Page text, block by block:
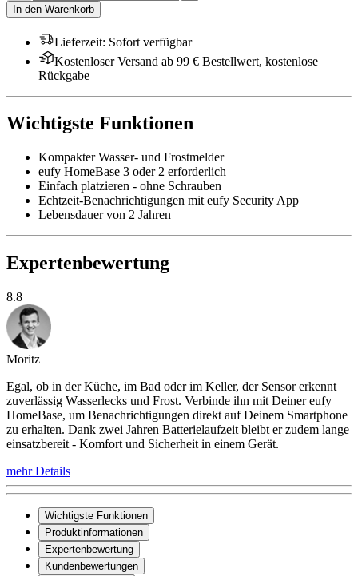
In den Warenkorb
Lieferzeit: Sofort verfügbar
Kostenloser Versand ab 99 € Bestellwert, kostenlose
Rückgabe
Wichtigste Funktionen
Kompakter Wasser- und Frostmelder
eufy HomeBase 3 oder 2 erforderlich
Einfach platzieren - ohne Schrauben
Echtzeit-Benachrichtigungen mit eufy Security App
Lebensdauer von 2 Jahren
Expertenbewertung
8.8
Moritz
Egal, ob in der Küche, im Bad oder im Keller, der Sensor erkennt
zuverlässig Wasserlecks und Frost. Verbinde ihn mit Deiner eufy
HomeBase, um Benachrichtigungen direkt auf Deinem Smartphone
zu erhalten. Dank zwei Jahren Batterielaufzeit bleibt er zudem lange
einsatzbereit - Komfort und Sicherheit in einem Gerät.
mehr Details
Wichtigste Funktionen
Produktinformationen
Expertenbewertung
Kundenbewertungen